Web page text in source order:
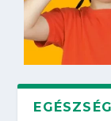
EGÉSZSÉG